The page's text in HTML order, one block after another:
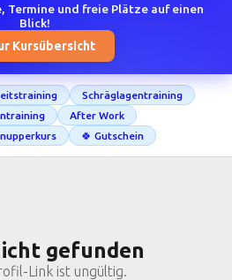
Termine und freie Plätze auf einen
Blick!
Kursübersicht
Schräglagentraining
After Work
🍀 Gutschein
gefunden
Link ist ungültig.